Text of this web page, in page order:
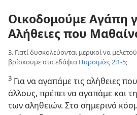
Οικοδομούμε Αγάπη
Αλήθειες που
3. Γιατί δυσκολεύονται μερικοί να
βρίσκουμε στα εδάφια Παροιμίες 2:1-5;
3 Για να αγαπάμε τις αλήθειες
άλλους, πρέπει να αγαπάμε και
των αληθειών. Στο σημερινό